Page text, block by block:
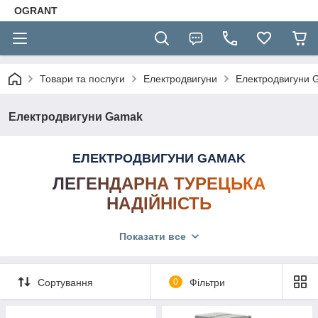
OGRANT
Товари та послуги Електродвигуни Електродвигуни
Електродвигуни Gamak
ЕЛЕКТРОДВИГУНИ GAMAK
ЛЕГЕНДАРНА ТУРЕЦЬКА
НАДІЙНІСТЬ
Трифазні та однофазні електродвигуни GAMAK
історією. Завдяки надзвичайно міцній конструкції та
високоякісній мідній обмотці, ці мотори стали
Показати все
Сортування 0 Фільтри